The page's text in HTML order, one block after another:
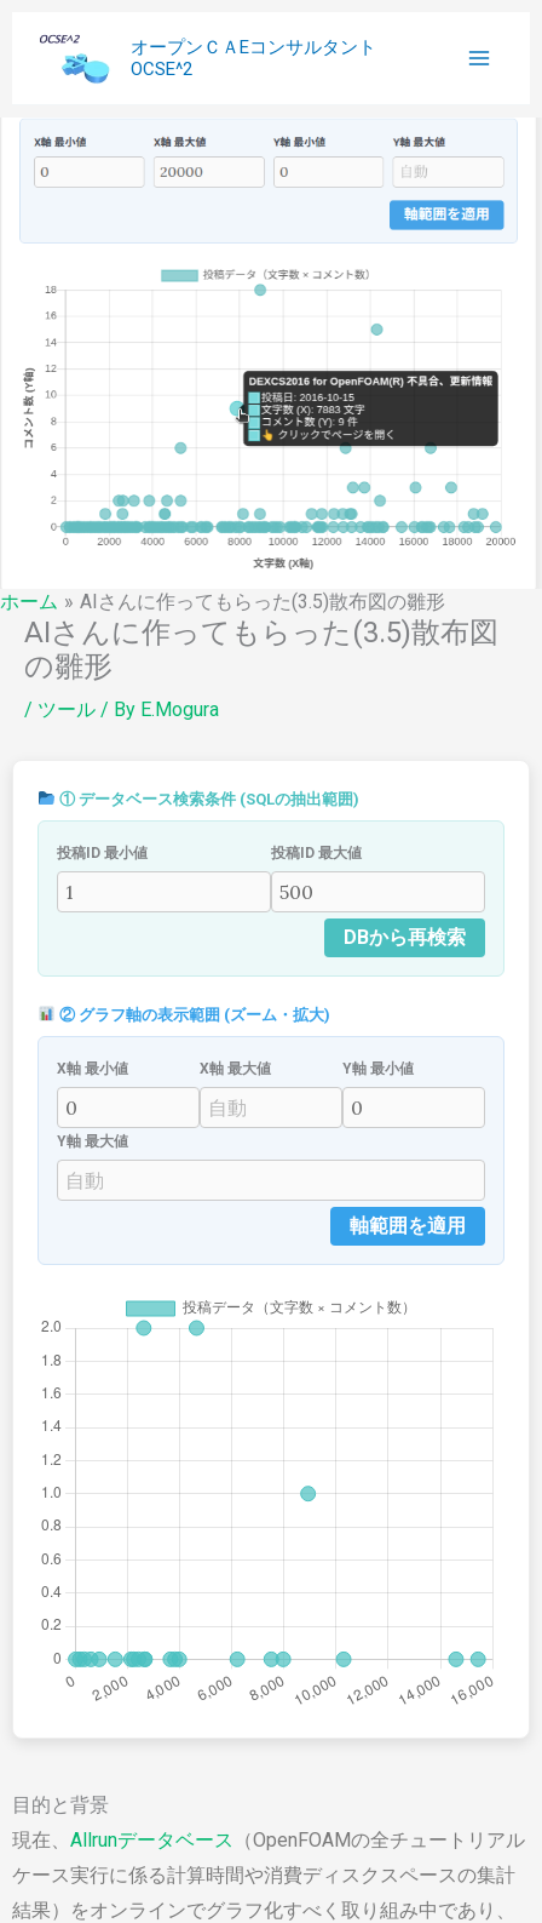
オープンＣＡEコンサルタント
OCSE^2
ホーム AIさんに作ってもらった(3.5)散布図の雛形
AIさんに作ってもらった(3.5)散布図
の雛形
/ ツール / By E.Mogura
① データベース検索条件 (SQLの抽出範囲)
投稿ID 最小値 投稿ID 最大値
DBから再検索
② グラフ軸の表示範囲 (ズーム・拡大)
X軸 最小値 X軸 最大値 Y軸 最小値
Y軸 最大値
軸範囲を適用
目的と背景
現在、 Allrunデータベース
（OpenFOAMの全チュートリアル
ケース実行に係る計算時間や消費ディスクスペースの集計
結果）をオンラインでグラフ化すべく取り組み中であり、
過
事